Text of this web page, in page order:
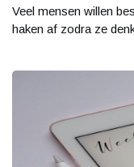
Veel mensen willen
haken af zodra ze